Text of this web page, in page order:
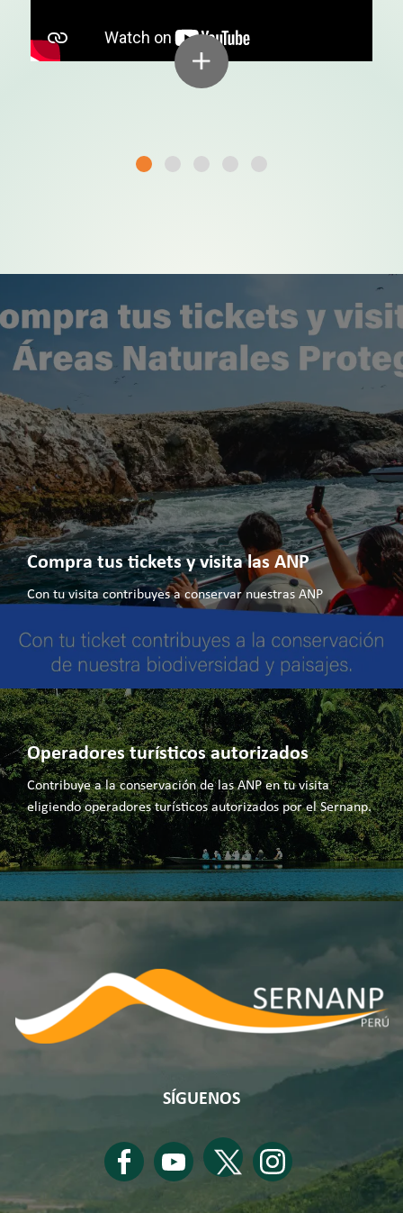
Compra tus tickets y visita las ANP
Con tu visita contribuyes a conservar nuestras ANP
Operadores turísticos autorizados
Contribuye a la conservación de las ANP en tu visita
eligiendo operadores turísticos autorizados por el Sernanp.
SÍGUENOS